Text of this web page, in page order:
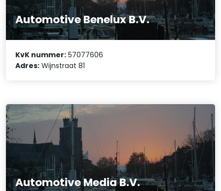
Automotive Benelux B.V.
KvK nummer: 57077606
Adres: Wijnstraat 81
Automotive Media B.V.